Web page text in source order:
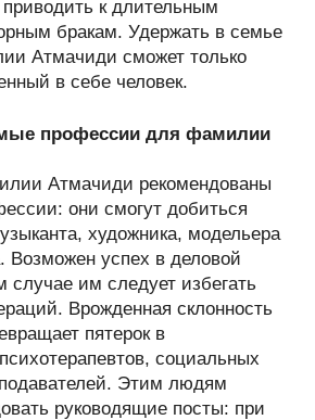
к длительным
бракам. Удержать в семье
Атмачиди сможет только
в себе человек.
профессии для фамилии
Атмачиди рекомендованы
они смогут добиться
художника, модельера
Возможен успех в деловой
случае им следует избегать
Врожденная склонность
пятерок в
социальных
Этим людям
руководящие посты: при